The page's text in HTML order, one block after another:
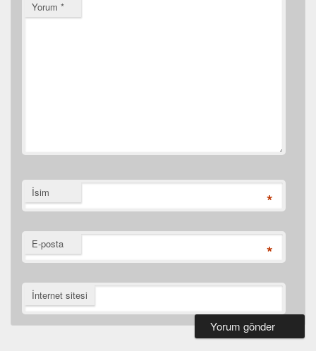
Yorum *
İsim *
E-posta *
İnternet sitesi